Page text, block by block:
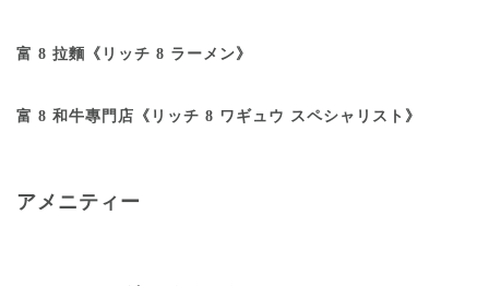
富 8 拉麵《リッチ 8 ラーメン》
富 8 和牛專門店《リッチ 8 ワギュウ スペシャリスト》
アメニティー